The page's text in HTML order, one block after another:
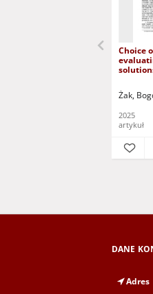
Choice
the
objects
Żak,
2025
artykuł
DANE
Adres